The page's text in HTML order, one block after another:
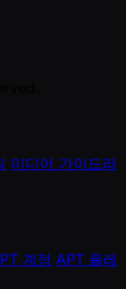
미디어 가이드라
계정 APT 플레